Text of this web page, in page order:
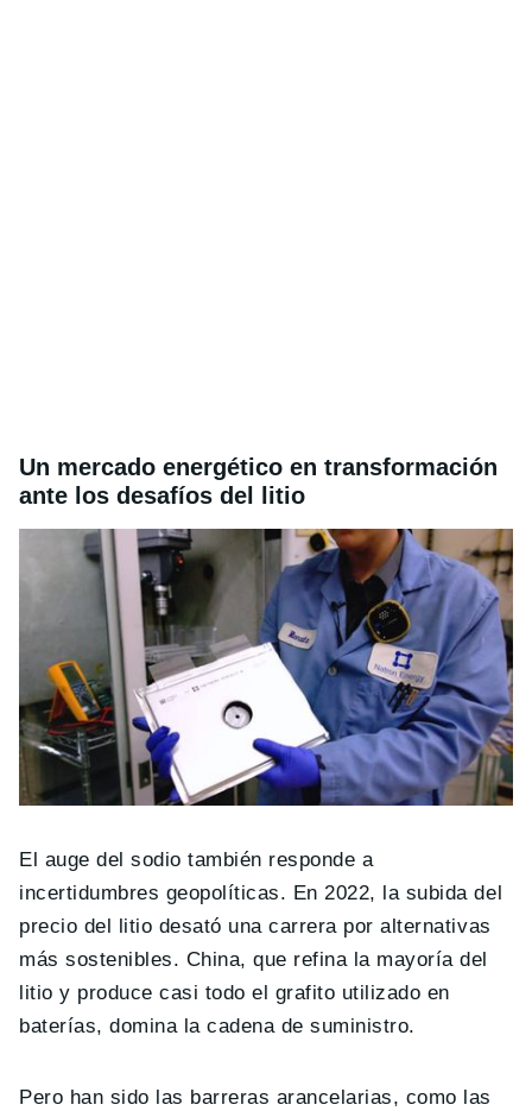
Un mercado energético en transformación
ante los desafíos del litio
El auge del sodio también responde a
incertidumbres geopolíticas. En 2022, la subida del
precio del litio desató una carrera por alternativas
más sostenibles. China, que refina la mayoría del
litio y produce casi todo el grafito utilizado en
baterías, domina la cadena de suministro.
Pero han sido las barreras arancelarias, como las